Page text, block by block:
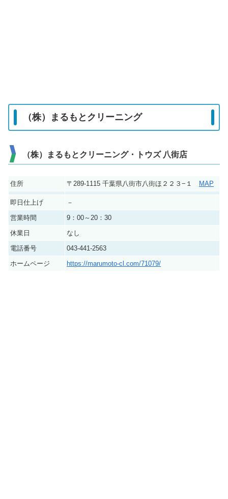
（株）まるもとクリーニング
（株）まるもとクリーニング・トウズ 八街店
住所 〒289-1115 千葉県八街市八街ほ２２３−１ MAP
即日仕上げ
－
営業時間
9：00～20：30
休業日
なし
電話番号
043-441-2563
ホームページ
https://marumoto-cl.com/71079/